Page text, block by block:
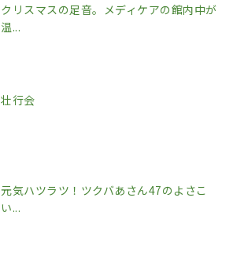
クリスマスの足音。メディケアの館内中が
温...
壮行会
元気ハツラツ！ツクバあさん47のよさこ
い...